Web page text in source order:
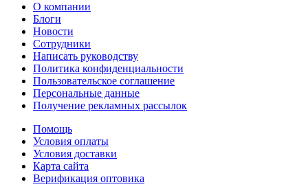
О компании
Блоги
Новости
Сотрудники
Написать руководству
Политика конфиденциальности
Пользовательское соглашение
Персональные данные
Получение рекламных рассылок
Помощь
Условия оплаты
Условия доставки
Карта сайта
Верификация оптовика